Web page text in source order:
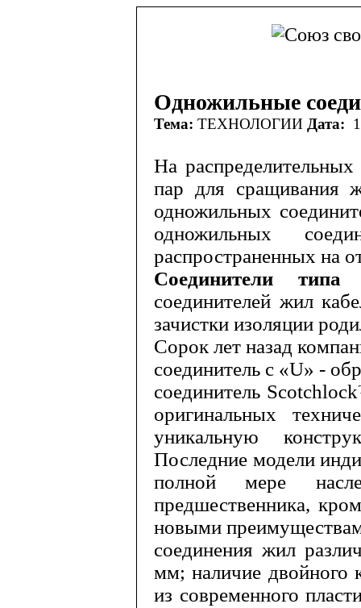
Одножильные
Тема: ТЕХНОЛОГИИ Дата:
На
пар для сращивания
одножильных
одножильных
распространенных на
Соединители
соединителей жил
зачистки изоляции
Сорок лет назад
соеди­нитель с «U» -
соединитель Scotchlock
оригинальных
уникальную
Последние модели
полной мере
предшественника,
новыми
соединения жил
мм; наличие двойного
из современного